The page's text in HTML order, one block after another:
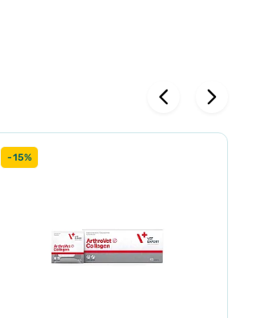
-15%